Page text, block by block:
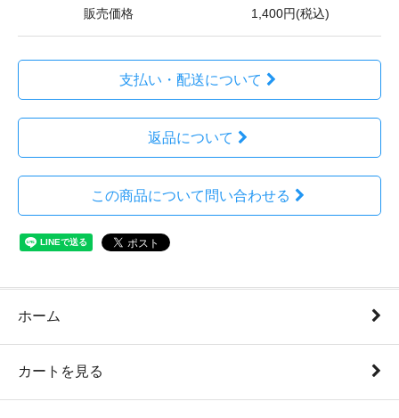
販売価格 1,400円(税込)
支払い・配送について
返品について
この商品について問い合わせる
ホーム
カートを見る